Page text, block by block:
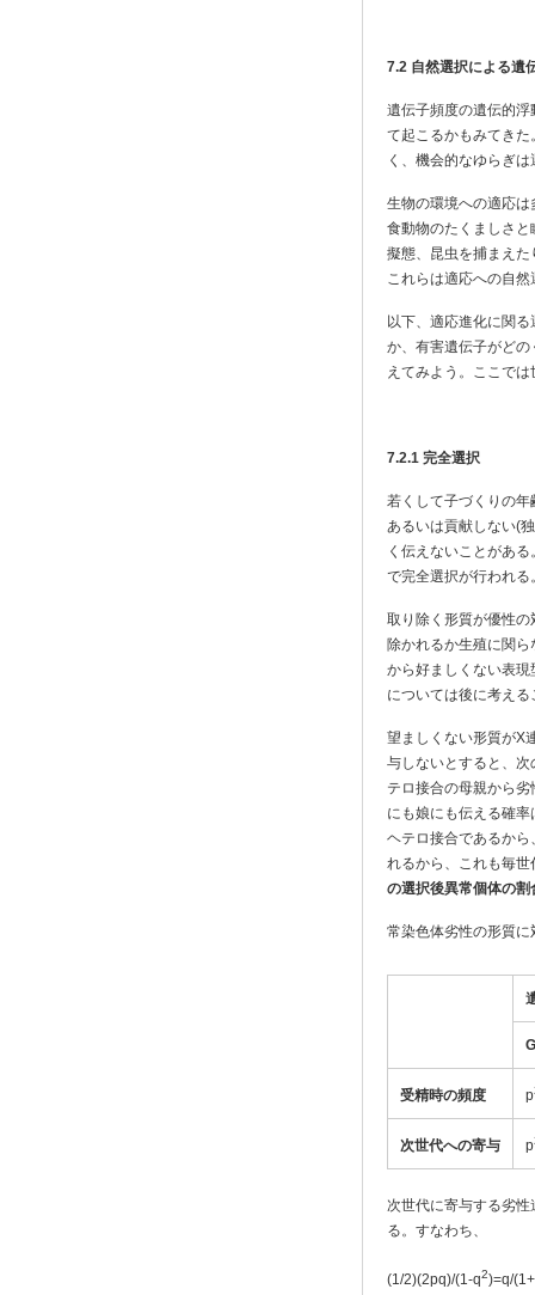
7.2 自然選択による遺
遺伝子頻度の遺伝的
て起こるかもみてき
く、機会的なゆらぎ
生物の環境への適応
食動物のたくましさ
擬態、昆虫を捕まえ
これらは適応への自
以下、適応進化に関
か、有害遺伝子がど
えてみよう。ここで
7.2.1 完全選択
若くして子づくりの
あるいは貢献しない(
く伝えないことがあ
で完全選択が行われる
取り除く形質が優性
除かれるか生殖に関
から好ましくない表
については後に考える
望ましくない形質がX
与しないとすると、
テロ接合の母親から
にも娘にも伝える確
ヘテロ接合であるか
れるから、これも毎
の選択後異常個体の
常染色体劣性の形質
受精時の頻度 p
次世代への寄与 p
次世代に寄与する劣
る。すなわち、
(1/2)(2pq)/(1-q2)=q/